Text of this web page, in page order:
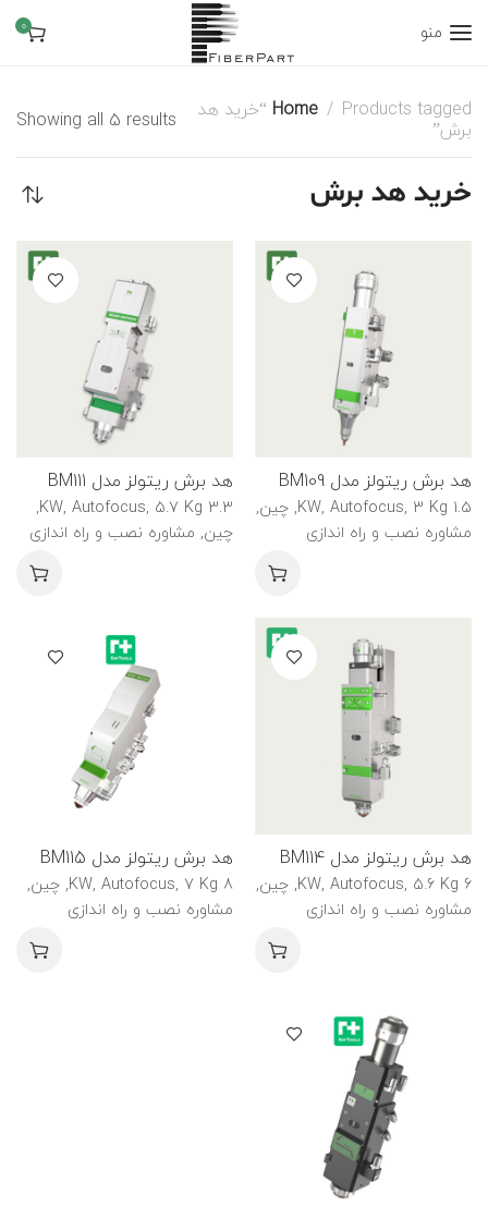
منو 0
Home Products tagged “خرید هد
برش” Showing all 5 results
خرید هد برش
هد برش ریتولز مدل BM109
1.5 KW, Autofocus, 3 Kg, چین,
مشاوره نصب و راه اندازی
هد برش ریتولز مدل BM111
3.3 KW, Autofocus, 5.7 Kg,
چین, مشاوره نصب و راه اندازی
هد برش ریتولز مدل BM114
6 KW, Autofocus, 5.6 Kg, چین,
مشاوره نصب و راه اندازی
هد برش ریتولز مدل BM115
8 KW, Autofocus, 7 Kg, چین,
مشاوره نصب و راه اندازی